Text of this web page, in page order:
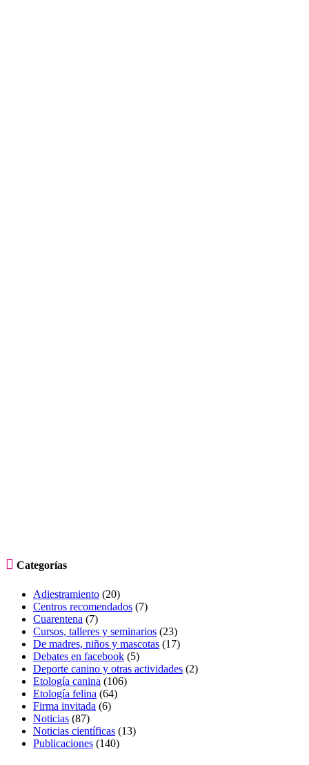
 Categorías
Adiestramiento (20)
Centros recomendados (7)
Cuarentena (7)
Cursos, talleres y seminarios (23)
De madres, niños y mascotas (17)
Debates en facebook (5)
Deporte canino y otras actividades (2)
Etología canina (106)
Etología felina (64)
Firma invitada (6)
Noticias (87)
Noticias científicas (13)
Publicaciones (140)